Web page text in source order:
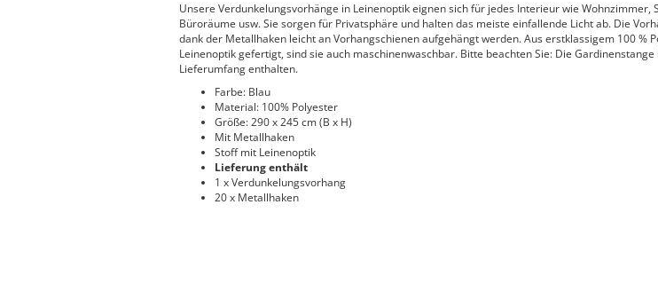
Unsere Verdunkelungsvorhänge in Leinenoptik eignen sich für jedes Interieur wie Wohnzimmer,
Büroräume usw. Sie sorgen für Privatsphäre und halten das meiste einfallende Licht ab. Die
dank der Metallhaken leicht an Vorhangschienen aufgehängt werden. Aus erstklassigem 100 %
Leinenoptik gefertigt, sind sie auch maschinenwaschbar. Bitte beachten Sie: Die
Lieferumfang enthalten.
Farbe: Blau
Material: 100% Polyester
Größe: 290 x 245 cm (B x H)
Mit Metallhaken
Stoff mit Leinenoptik
Lieferung enthält
1 x Verdunkelungsvorhang
20 x Metallhaken